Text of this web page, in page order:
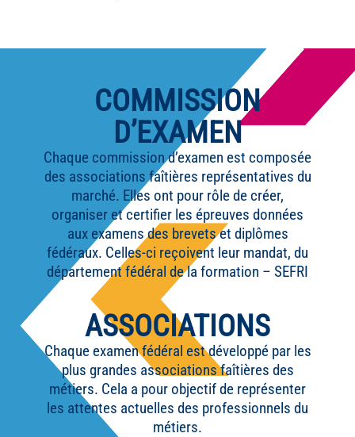
COMMISSION
D’EXAMEN
Chaque commission d’examen est composée
des associations faîtières représentatives du
marché. Elles ont pour rôle de créer,
organiser et certifier les épreuves données
aux examens des brevets et diplômes
fédéraux. Celles-ci reçoivent leur mandat, du
département fédéral de la formation – SEFRI
ASSOCIATIONS
Chaque examen fédéral est développé par les
plus grandes associations faîtières des
métiers. Cela a pour objectif de représenter
les attentes actuelles des professionnels du
métiers.